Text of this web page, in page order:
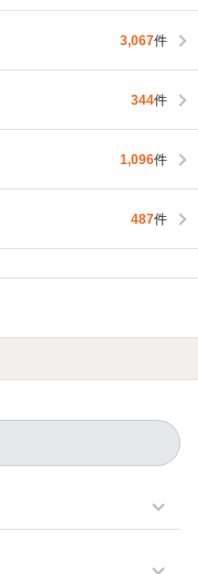
3,067件
344件
1,096件
487件